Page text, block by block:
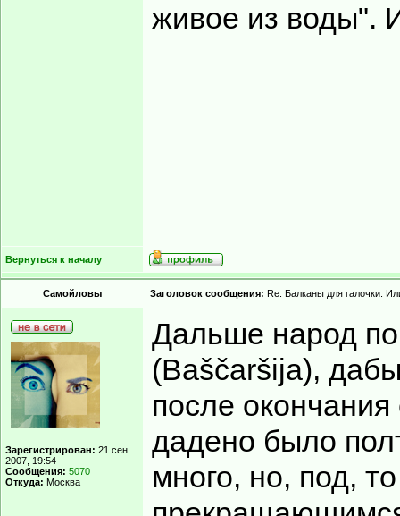
живое из воды".
Вернуться к началу
Самойловы Заголовок сообщения: Re: Балканы для галочки.
Зарегистрирован: 21 сен
2007, 19:54
Сообщения: 5070
Откуда: Москва
Дальше народ
(Baščaršija),
после окончания
дадено было
много, но, под,